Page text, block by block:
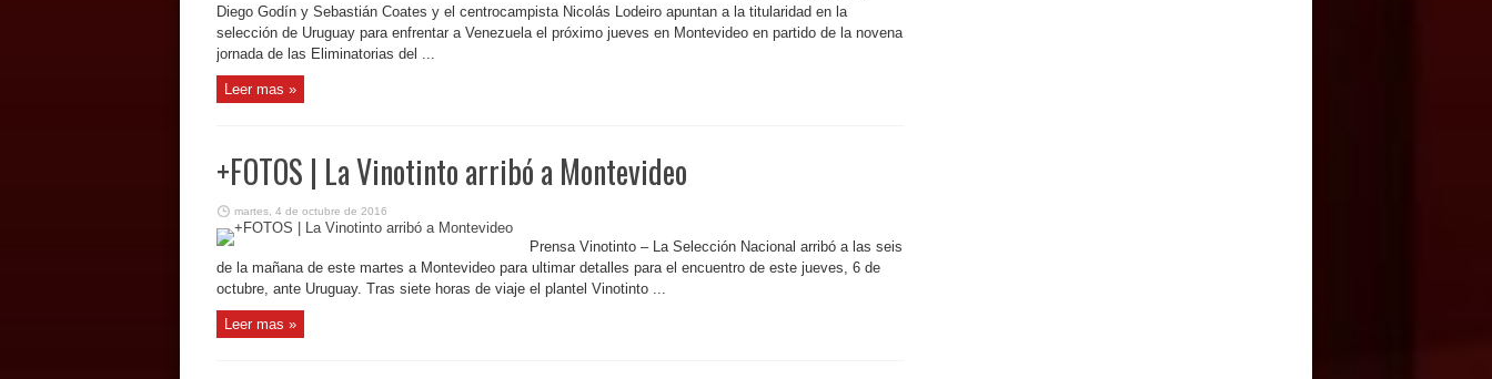
Diego Godín y Sebastián Coates y el centrocampista Nicolás Lodeiro apuntan a la titularidad en la
selección de Uruguay para enfrentar a Venezuela el próximo jueves en Montevideo en partido de la novena
jornada de las Eliminatorias del ...
Leer mas »
+FOTOS | La Vinotinto arribó a Montevideo
martes, 4 de octubre de 2016
Prensa Vinotinto – La Selección Nacional arribó a las seis
de la mañana de este martes a Montevideo para ultimar detalles para el encuentro de este jueves, 6 de
octubre, ante Uruguay. Tras siete horas de viaje el plantel Vinotinto ...
Leer mas »